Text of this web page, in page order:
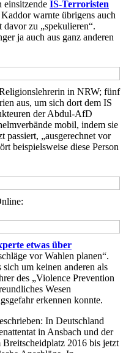
einsitzende IS-Terroristen
Kaddor warnte übrigens auch
zu „spekulieren“.
ja auch aus ganz anderen
in NRW; fünf
aus, um sich dort dem IS
der Abdul-AfD
mobil, indem sie
passiert, „ausgerechnet vor
beispielsweise diese Person
etwas über
vor Wahlen planen“.
um keinen anderen als
des „Violence Prevention
Wesen
erkennen konnte.
In Deutschland
in Ansbach und der
2016 bis jetzt